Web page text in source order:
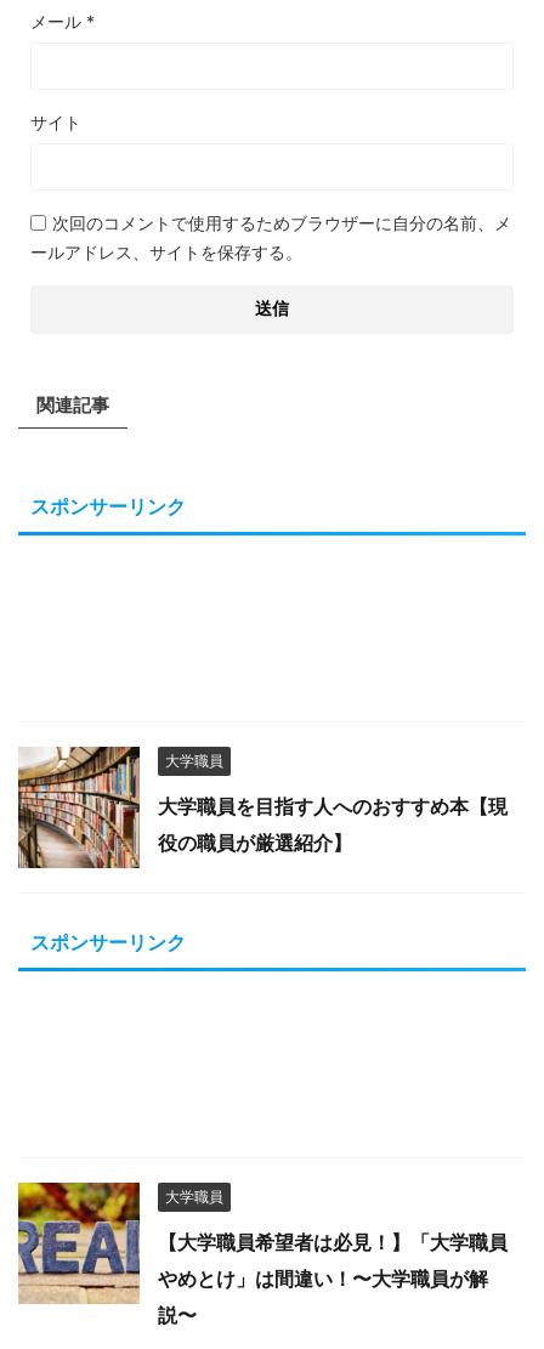
メール *
サイト
次回のコメントで使用するためブラウザーに自分の名前、メ
ールアドレス、サイトを保存する。
関連記事
スポンサーリンク
大学職員
大学職員を目指す人へのおすすめ本【現
役の職員が厳選紹介】
スポンサーリンク
大学職員
【大学職員希望者は必見！】「大学職員
やめとけ」は間違い！〜大学職員が解
説〜